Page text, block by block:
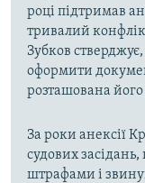
році підтримав
тривалий
Зубков
оформити
розташована його
За роки анексії
судових
штрафами і